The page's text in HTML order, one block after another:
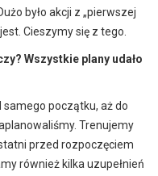
było akcji z „pierwszej
Cieszymy się z tego.
Wszystkie plany udało
początku, aż do
Trenujemy
przed rozpoczęciem
również kilka uzupełnień